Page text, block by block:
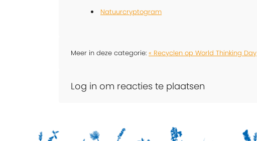
Natuurcryptogram
Meer in deze categorie: « Recyclen op World Thinking Day
Log in om reacties te plaatsen